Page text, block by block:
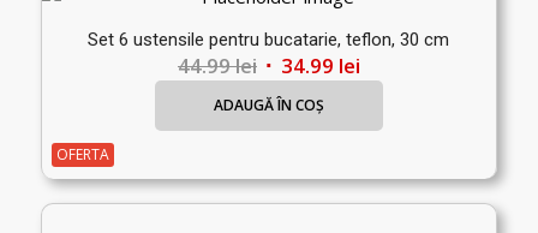
Set 6 ustensile pentru bucatarie, teflon, 30 cm
44.99lei Prețul
inițial
44.99 lei.
34.99 leiPrețul
curent
este:
ADAUGĂ ÎN COȘ
OFERTA